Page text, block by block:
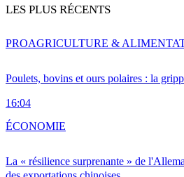
LES PLUS RÉCENTS
Poulets, bovins et ours polaires : la
16:04
PROAGRICULTURE &
La « résilience surprenante » de
ÉCONOMIE